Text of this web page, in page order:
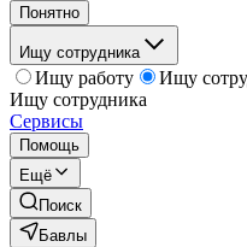
Понятно
Ищу сотрудника
Ищу работу
Ищу
Ищу сотрудника
Сервисы
Помощь
Ещё
Поиск
Бавлы